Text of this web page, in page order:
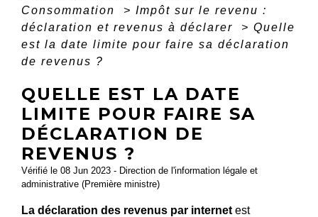
Consommation
> Impôt sur le revenu :
déclaration et revenus à déclarer
> Quelle
est la date limite pour faire sa déclaration
de revenus ?
QUELLE EST LA DATE
LIMITE POUR FAIRE SA
DÉCLARATION DE
REVENUS ?
Vérifié le 08 Jun 2023 - Direction de l'information légale et
administrative (Première ministre)
La déclaration des revenus par internet est